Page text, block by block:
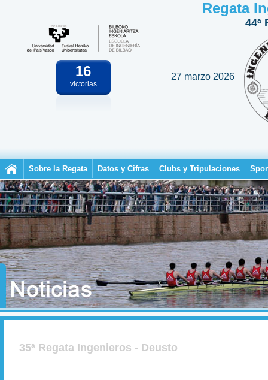
16
victorias
Regata
44ª
27 marzo 2026
Sobre la Regata Datos y Cifras Clubs y Tripulaciones
35ª Regata Ingenieros - Deusto